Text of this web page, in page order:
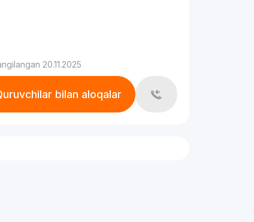
20.11.2025
bilan aloqalar